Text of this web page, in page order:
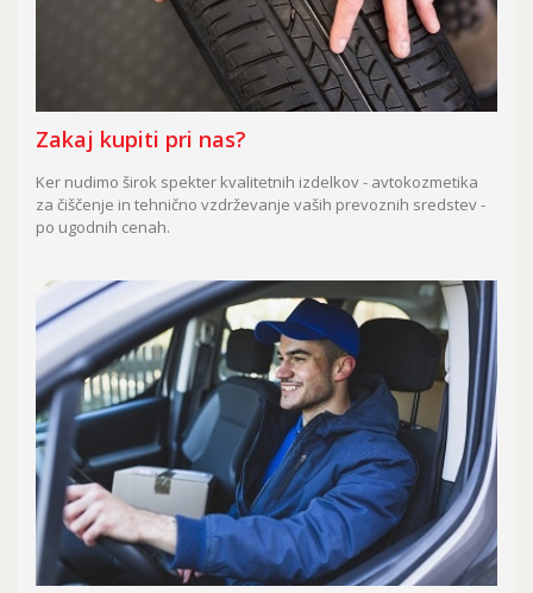
Zakaj kupiti pri nas?
Ker nudimo širok spekter kvalitetnih izdelkov - avtokozmetika
za čiščenje in tehnično vzdrževanje vaših prevoznih sredstev -
po ugodnih cenah.